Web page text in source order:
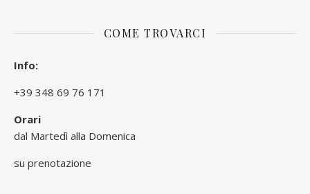
COME TROVARCI
Info:
+39 348 69 76 171
Orari
dal Martedì alla Domenica
su prenotazione